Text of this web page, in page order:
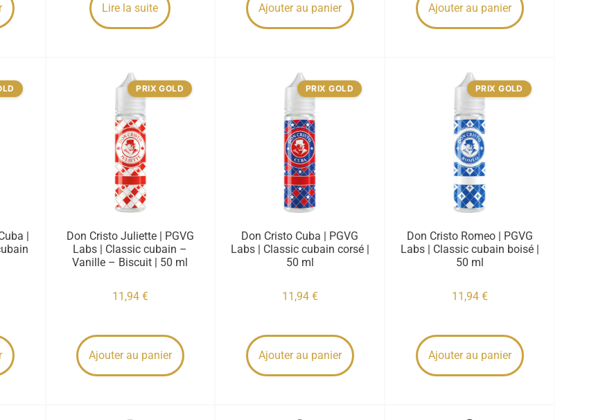
Lire la suite Ajouter au panier Ajouter au panier
|
PRIX GOLD
Don Cristo Juliette | PGVG
Labs | Classic cubain –
Vanille – Biscuit | 50 ml
11,94 €
Ajouter au panier
PRIX GOLD
Don Cristo Cuba | PGVG
Labs | Classic cubain corsé |
50 ml
11,94 €
Ajouter au panier
PRIX GOLD
Don Cristo Romeo | PGVG
Labs | Classic cubain boisé |
50 ml
11,94 €
Ajouter au panier